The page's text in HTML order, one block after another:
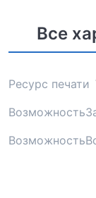
Все
Ресурс печати